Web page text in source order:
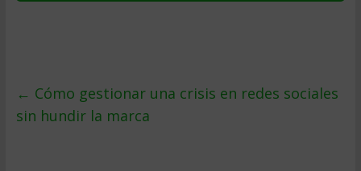
← Cómo gestionar una crisis en redes sociales
sin hundir la marca